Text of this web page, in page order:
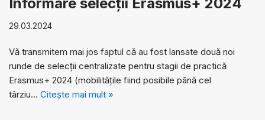
29.03.2024
Vă transmitem mai jos faptul că au fost lansate două noi
runde de selecții centralizate pentru stagii de practică
Erasmus+ 2024 (mobilitățile fiind posibile până cel
târziu… Citește mai mult »